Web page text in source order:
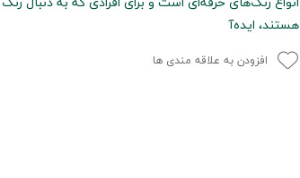
هستند، ایده‌آ
افزودن به علاقه مندی ها